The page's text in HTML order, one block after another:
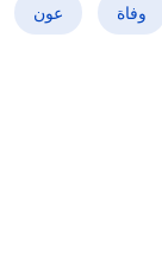
وفاة عون
التحقيق في قضية